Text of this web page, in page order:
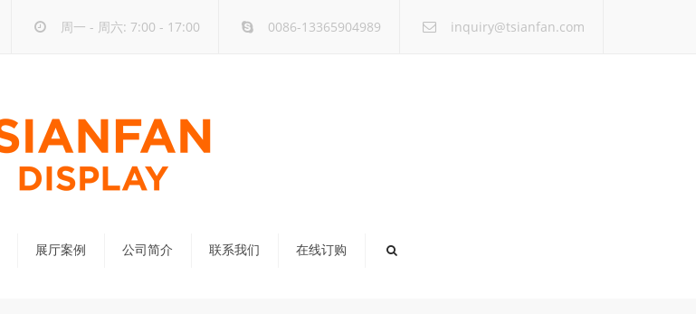
周一 - 周六: 7:00 - 17:00 0086-13365904989 inquiry@tsianfan.com
展厅案例 公司简介 联系我们 在线订购